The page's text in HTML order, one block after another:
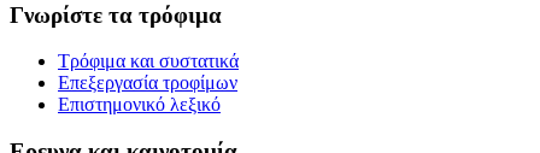
Γνωρίστε τα τρόφιμα
Τρόφιμα και συστατικά
Επεξεργασία τροφίμων
Επιστημονικό λεξικό